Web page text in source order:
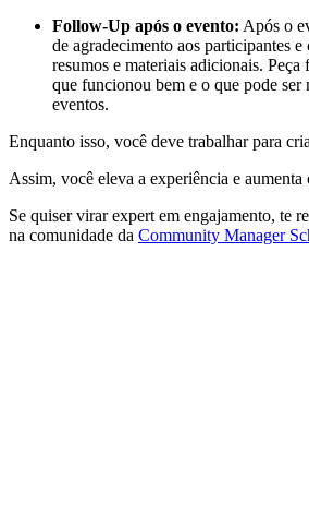
Follow-Up após o evento: Após o
de agradecimento aos participantes
resumos e materiais adicionais. Peça
que funcionou bem e o que pode
eventos.
Enquanto isso, você deve trabalhar para
Assim, você eleva a experiência e aumenta
Se quiser virar expert em engajamento, te
na comunidade da Community Manager